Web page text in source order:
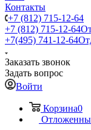
Контакты
+7 (812) 715-12-64
+7 (812) 715-12-64
+7(495) 741-12-64
Заказать звонок
Задать вопрос
Войти
Корзина0